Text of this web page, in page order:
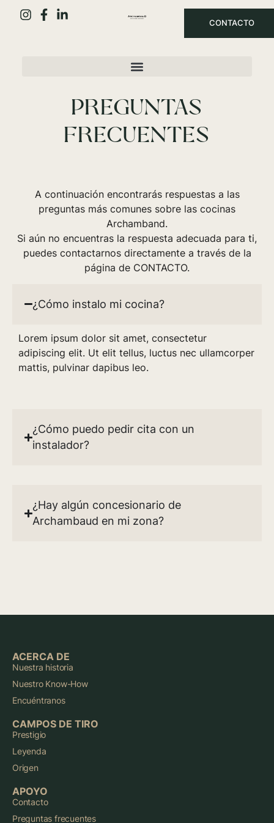
CONTACTO
PREGUNTAS
FRECUENTES
A continuación encontrarás respuestas a las
preguntas más comunes sobre las cocinas
Archamband.
Si aún no encuentras la respuesta adecuada para ti,
puedes contactarnos directamente a través de la
página de CONTACTO.
¿Cómo instalo mi cocina?
Lorem ipsum dolor sit amet, consectetur
adipiscing elit. Ut elit tellus, luctus nec ullamcorper
mattis, pulvinar dapibus leo.
¿Cómo puedo pedir cita con un
instalador?
¿Hay algún concesionario de
Archambaud en mi zona?
ACERCA DE
Nuestra historia
Nuestro Know-How
Encuéntranos
CAMPOS DE TIRO
Prestigio
Leyenda
Origen
APOYO
Contacto
Preguntas frecuentes